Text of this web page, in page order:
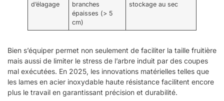
d’élagage
branches
épaisses (> 5
cm)
stockage au sec
Bien s’équiper permet non seulement de faciliter la taille fruitière
mais aussi de limiter le stress de l’arbre induit par des coupes
mal exécutées. En 2025, les innovations matérielles telles que
les lames en acier inoxydable haute résistance facilitent encore
plus le travail en garantissant précision et durabilité.